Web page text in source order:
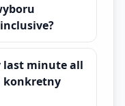
last minute all
konkretny